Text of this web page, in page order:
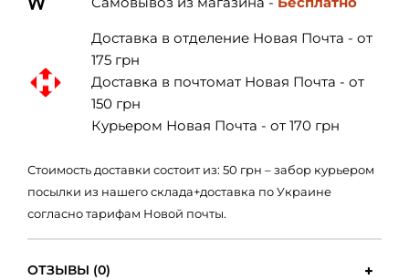
Доставка в отделение Новая Почта - от
175 грн
Доставка в почтомат Новая Почта - от
150 грн
Курьером Новая Почта - от 170 грн
Стоимость доставки состоит из: 50 грн – забор курьером
посылки из нашего склада+доставка по Украине
согласно тарифам Новой почты.
ОТЗЫВЫ (0)